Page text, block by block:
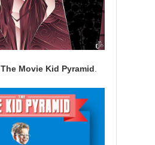
The Movie Kid Pyramid